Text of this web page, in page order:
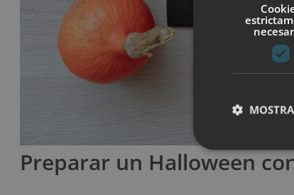
Preparar un Halloween